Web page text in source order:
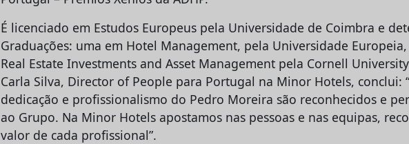
É licenciado em Estudos Europeus pela Universidade de Coimbra e
Graduações: uma em Hotel Management, pela Universidade
Real Estate Investments and Asset Management pela Cornell
Carla Silva, Director of People para Portugal na Minor Hotels, conclui:
dedicação e profissionalismo do Pedro Moreira são reconhecidos e
ao Grupo. Na Minor Hotels apostamos nas pessoas e nas equipas,
valor de cada profissional”.